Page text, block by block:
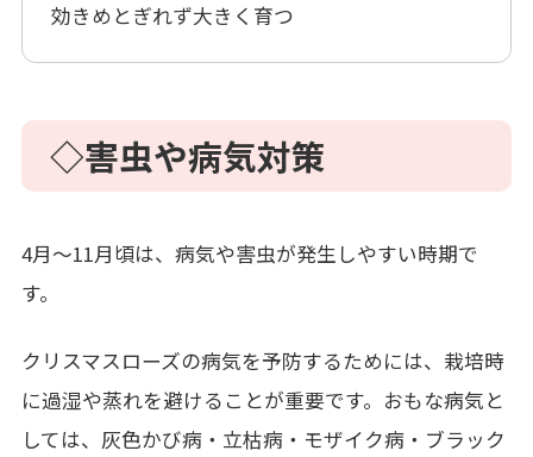
効きめとぎれず大きく育つ
◇害虫や病気対策
4月～11月頃は、病気や害虫が発生しやすい時期で
す。
クリスマスローズの病気を予防するためには、栽培時
に過湿や蒸れを避けることが重要です。おもな病気と
しては、灰色かび病・立枯病・モザイク病・ブラック